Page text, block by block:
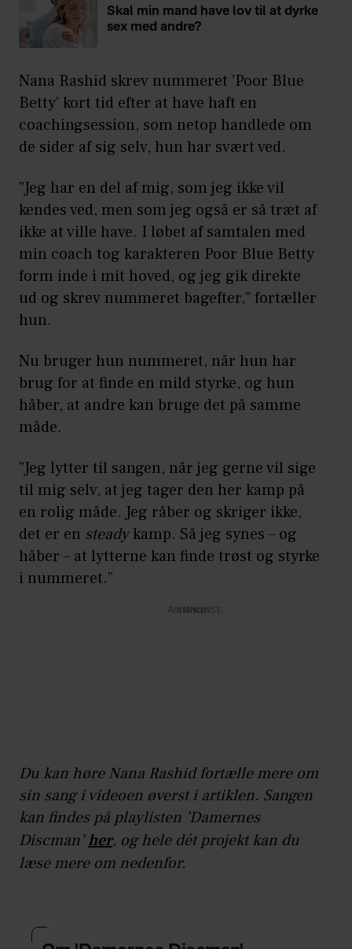
Skal min mand have lov til at dyrke
sex med andre?
Nana Rashid skrev nummeret ’Poor Blue
Betty’ kort tid efter at have haft en
coachingsession, som netop handlede om
de sider af sig selv, hun har svært ved.
”Jeg har en del af mig, som jeg ikke vil
kendes ved, men som jeg også er så træt af
ikke at ville have. I løbet af samtalen med
min coach tog karakteren Poor Blue Betty
form inde i mit hoved, og jeg gik direkte
ud og skrev nummeret bagefter,” fortæller
hun.
Nu bruger hun nummeret, når hun har
brug for at finde en mild styrke, og hun
håber, at andre kan bruge det på samme
måde.
”Jeg lytter til sangen, når jeg gerne vil sige
til mig selv, at jeg tager den her kamp på
en rolig måde. Jeg råber og skriger ikke,
det er en steadykamp. Så jeg synes – og
håber – at lytterne kan finde trøst og styrke
i nummeret.”
Annonce
Du kan høre Nana Rashid fortælle mere om
sin sang i videoen øverst i artiklen. Sangen
kan findes på playlisten ’Damernes
Discman’her, og hele dét projekt kan du
læse mere om nedenfor.